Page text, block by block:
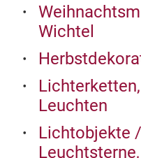
Wichtel
Leuchten
Lichtobjekte